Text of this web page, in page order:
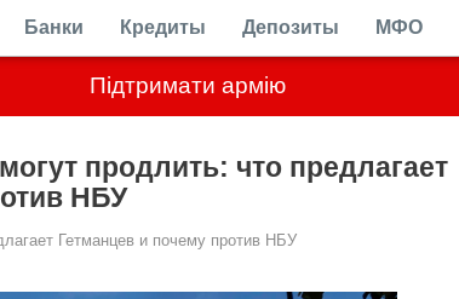
Підтримати армію
Банки Кредиты Депозиты МФО
продлить: что предлагает
НБУ
Гетманцев и почему против НБУ